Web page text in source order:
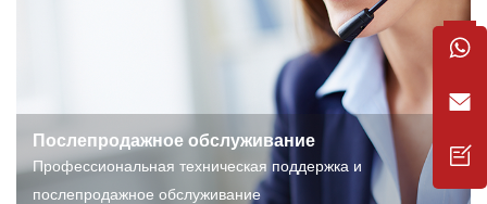
Послепродажное обслуживание
Профессиональная техническая поддержка и
послепродажное обслуживание